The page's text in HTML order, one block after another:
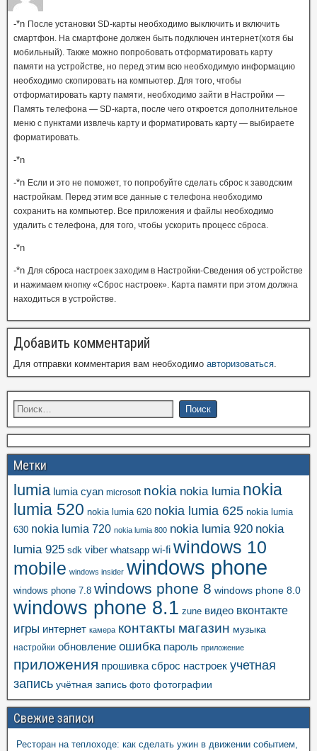
-*n После установки SD-карты необходимо выключить и включить
смартфон. На смартфоне должен быть подключен интернет(хотя бы
мобильный). Также можно попробовать отформатировать карту
памяти на устройстве, но перед этим всю необходимую информацию
необходимо скопировать на компьютер. Для того, чтобы
отформатировать карту памяти, необходимо зайти в Настройки —
Память телефона — SD-карта, после чего откроется дополнительное
меню с пунктами извлечь карту и форматировать карту — выбираете
форматировать.
-*n
-*n Если и это не поможет, то попробуйте сделать сброс к заводским
настройкам. Перед этим все данные с телефона необходимо
сохранить на компьютер. Все приложения и файлы необходимо
удалить с телефона, для того, чтобы ускорить процесс сброса.
-*n
-*n Для сброса настроек заходим в Настройки-Сведения об устройстве
и нажимаем кнопку «Сброс настроек». Карта памяти при этом должна
находиться в устройстве.
Добавить комментарий
Для отправки комментария вам необходимо авторизоваться.
Метки
lumia lumia cyan microsoft nokia nokia lumia nokia
lumia 520 nokia lumia 620 nokia lumia 625 nokia lumia
630 nokia lumia 720 nokia lumia 800 nokia lumia 920 nokia
lumia 925 sdk viber whatsapp wi-fi windows 10
mobile windows insider windows phone
windows phone 7.8 windows phone 8 windows phone 8.0
windows phone 8.1 zune видео вконтакте
игры интернет камера контакты магазин музыка
настройки обновление ошибка пароль приложение
приложения прошивка сброс настроек учетная
запись учётная запись фото фотографии
Свежие записи
Ресторан на теплоходе: как сделать ужин в движении событием,